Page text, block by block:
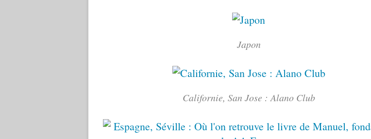
Japon
Californie, San Jose : Alano Club